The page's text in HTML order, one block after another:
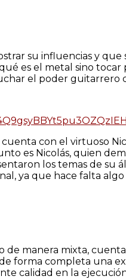
su influencias y
es el metal sino tocar
el poder
con el virtuoso
es Nicolás, quien
los temas de su
ya que hace falta
manera mixta,
forma completa una
calidad en la